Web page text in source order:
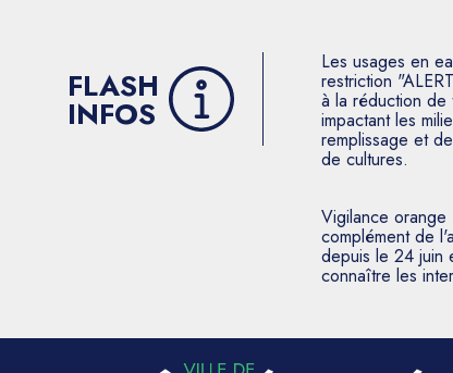
FLASH
INFOS
Les usages en
restriction
à la réduction de
impactant les
remplissage et
de cultures.
Vigilance
complément de
depuis le 24 juin
connaître les